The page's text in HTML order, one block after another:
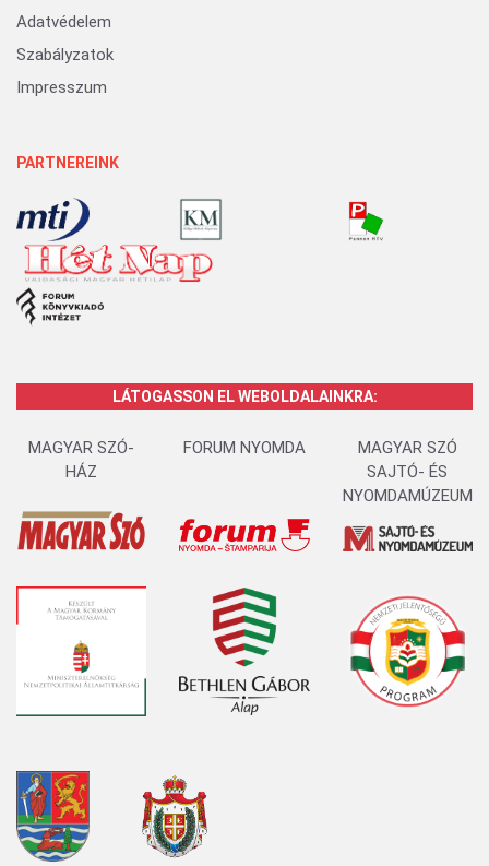
Adatvédelem
Szabályzatok
Impresszum
PARTNEREINK
LÁTOGASSON EL WEBOLDALAINKRA:
MAGYAR SZÓ-
HÁZ
FORUM NYOMDA
MAGYAR SZÓ
SAJTÓ- ÉS
NYOMDAMÚZEUM